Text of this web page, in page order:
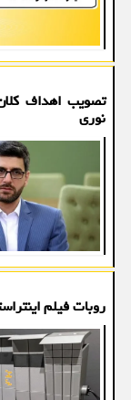
تصویب اهداف
نوری
روبات فیلم